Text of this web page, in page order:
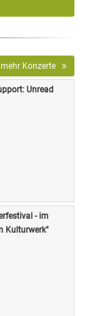
mehr Konzerte
Unread
- im
Kulturwerk"